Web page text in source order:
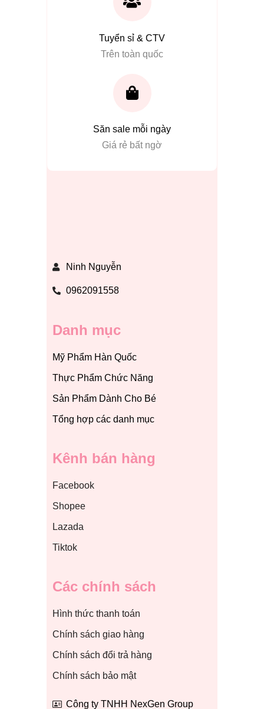
Tuyển sỉ & CTV
Trên toàn quốc
Săn sale mỗi ngày
Giá rẻ bất ngờ
Ninh Nguyễn
0962091558
Danh mục
Mỹ Phẩm Hàn Quốc
Thực Phẩm Chức Năng
Sản Phẩm Dành Cho Bé
Tổng hợp các danh mục
Kênh bán hàng
Facebook
Shopee
Lazada
Tiktok
Các chính sách
Hình thức thanh toán
Chính sách giao hàng
Chính sách đổi trả hàng
Chính sách bảo mật
Công ty TNHH NexGen Group